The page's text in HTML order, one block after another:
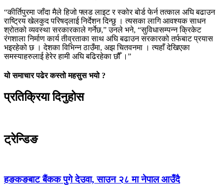
“कीर्तिपुरमा जाँदा मैले हिजो फ्लड लाइट र स्कोर बोर्ड फेर्न तत्काल अघि बढाउन
राष्ट्रिय खेलकुद परिषद्लाई निर्देशन दिन्छु । त्यसका लागि आवश्यक साधन
श्रोतको व्यवस्था सरकारकाले गर्नेछ,” उनले भने, “सुविधासम्पन्न क्रिकेट
रंगशाला निर्माण कार्य तीव्रताका साथ अघि बढाउन सरकारको तर्फबाट प्रयास
भइरहेको छ । देशका विभिन्न ठाउँमा, अझ चितवनमा । त्यहाँ देखिएका
समस्याहरुलाई हेरेर हामी अघि बढिरहेका छौँ ।”
यो समाचार पढेर कस्तो महसुस भयो ?
प्रतिक्रिया दिनुहोस
ट्रेन्डिङ
हङकङबाट बैंकक पुगे देउवा, साउन २८ मा नेपाल आउँदै